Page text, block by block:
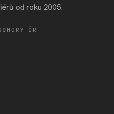
od roku 2005.
ČR